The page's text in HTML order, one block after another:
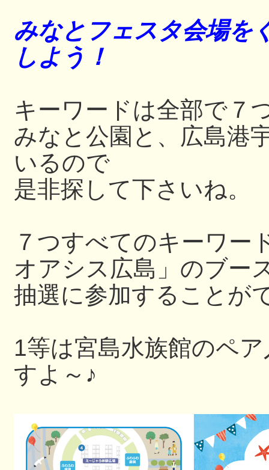
みなとフェスタ会場を
しよう！
キーワードは全部
みなと公園と、広島港
いるので
是非探して下さいね。
７つすべてのキーワー
オアシス広島」のブー
抽選に参加することが
1等は宮島水族館のペ
すよ～♪